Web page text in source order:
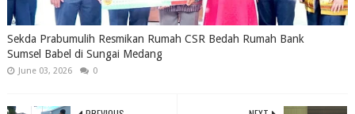
Sekda Prabumulih Resmikan Rumah CSR Bedah Rumah Bank
Sumsel Babel di Sungai Medang
June 03, 2026 0